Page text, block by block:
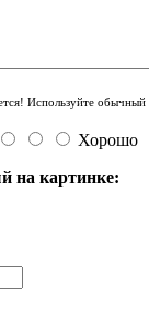
Используйте обычный
Хорошо
на картинке: